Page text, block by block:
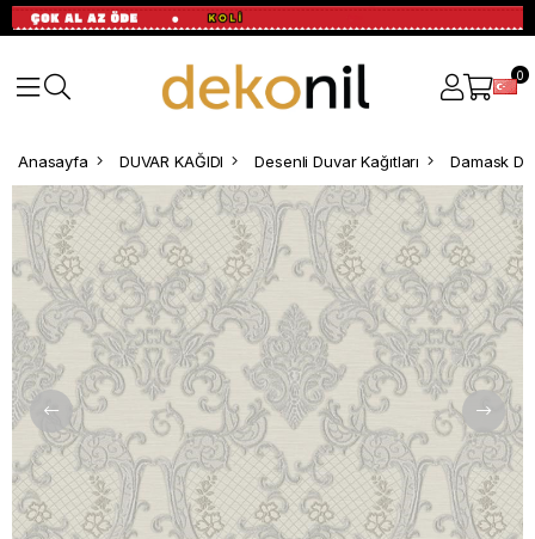
0
Anasayfa DUVAR KAĞIDI Desenli Duvar Kağıtları Damask